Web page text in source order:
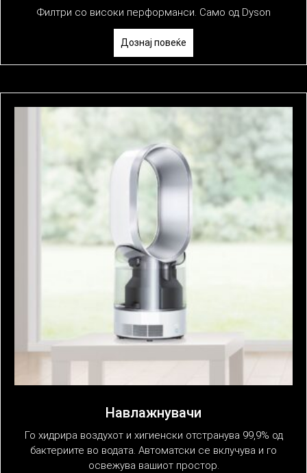
Филтри со високи перформанси. Само од Dyson
Дознај повеќе
Навлажнувачи
Го хидрира воздухот и хигиенски отстранува 99,9% од
бактериите во водата. Автоматски се вклучува и го
освежува вашиот простор.